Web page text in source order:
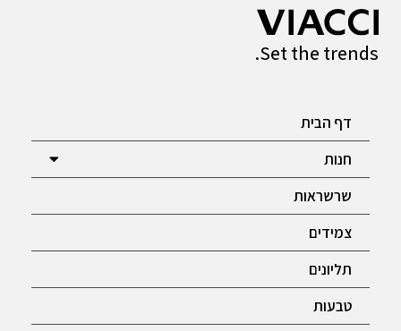
Set the trends.
דף הבית
חנות
שרשראות
צמידים
תליונים
טבעות